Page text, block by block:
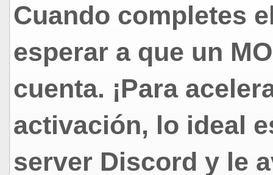
Cuando completes
esperar a que un
cuenta. ¡Para
activación, lo ideal
server Discord y le